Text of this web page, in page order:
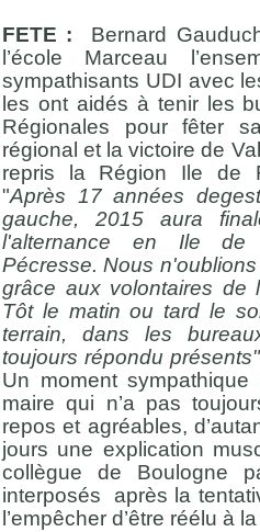
FETE :
Bernard
l’école Marceau
sympathisants UDI avec
les ont aidés à tenir les
Régionales pour fêter
régional et la victoire de
repris la Région Ile de
"Après 17 années
gauche, 2015 aura
l'alternance en Ile de
Pécresse. Nous
grâce aux volontaires de
Tôt le matin ou tard le
terrain, dans les
toujours répondu présents"
Un moment
maire qui n’a pas
repos et agréables,
jours une explication
collègue de Boulogne
interposés après la
l’empêcher d’être réélu à